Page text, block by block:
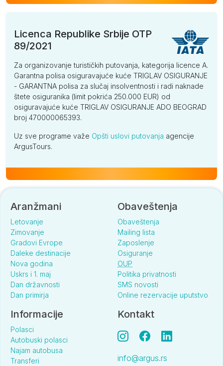
Licenca Republike Srbije OTP
89/2021
Za organizovanje turističkih putovanja, kategorija licence A.
Garantna polisa osiguravajuće kuće TRIGLAV OSIGURANJE
- GARANTNA polisa za slučaj insolventnosti i radi naknade
štete osiguranika (limit pokrića 250.000 EUR) od
osiguravajuće kuće TRIGLAV OSIGURANJE ADO BEOGRAD
broj 470000065393.
Uz sve programe važe Opšti uslovi putovanja agencije
ArgusTours.
Aranžmani
Letovanje
Zimovanje
Gradovi Evrope
Daleke destinacije
Nova godina
Uskrs i 1. maj
Dan državnosti
Dan primirja
Obaveštenja
Obaveštenja
Mailing lista
Zaposlenje
Osiguranje
OUP
Politika privatnosti
SMS novosti
Online rezervacije uputstvo
Informacije
Polasci
Autobuski polasci
Najam autobusa
Transferi
Kontakt
info@argus.rs